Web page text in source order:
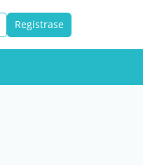
Registrase